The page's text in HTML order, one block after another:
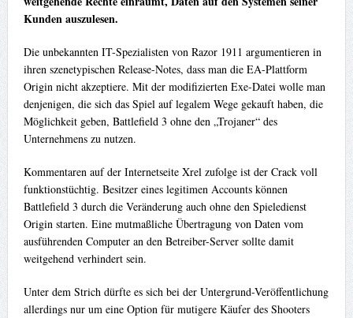
Kunden auszulesen.
Die unbekannten IT-Spezialisten von Razor 1911 argumentieren in
ihren szenetypischen Release-Notes, dass man die EA-Plattform
Origin nicht akzeptiere. Mit der modifizierten Exe-Datei wolle man
denjenigen, die sich das Spiel auf legalem Wege gekauft haben, die
Möglichkeit geben, Battlefield 3 ohne den „Trojaner“ des
Unternehmens zu nutzen.
Kommentaren auf der Internetseite Xrel zufolge ist der Crack voll
funktionstüchtig. Besitzer eines legitimen Accounts können
Battlefield 3 durch die Veränderung auch ohne den Spieledienst
Origin starten. Eine mutmaßliche Übertragung von Daten vom
ausführenden Computer an den Betreiber-Server sollte damit
weitgehend verhindert sein.
Unter dem Strich dürfte es sich bei der Untergrund-Veröffentlichung
allerdings nur um eine Option für mutigere Käufer des Shooters